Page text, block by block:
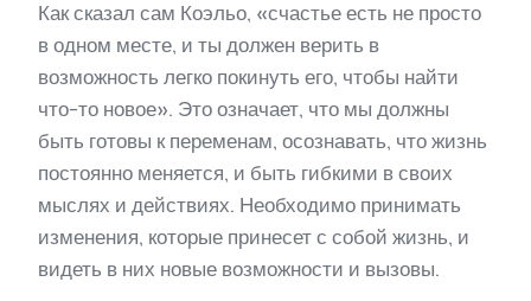
Как сказал сам Коэльо, «счастье есть не просто
в одном месте, и ты должен верить в
возможность легко покинуть его, чтобы найти
что-то новое». Это означает, что мы должны
быть готовы к переменам, осознавать, что жизнь
постоянно меняется, и быть гибкими в своих
мыслях и действиях. Необходимо принимать
изменения, которые принесет с собой жизнь, и
видеть в них новые возможности и вызовы.